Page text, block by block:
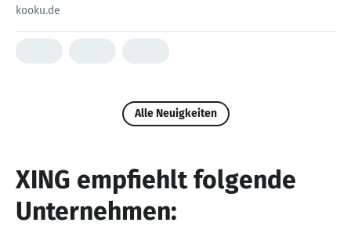
kooku.de
Alle Neuigkeiten
XING empfiehlt folgende
Unternehmen: